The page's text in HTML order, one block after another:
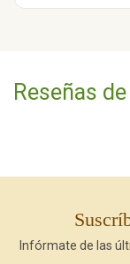
Reseñas
Infórmate de las